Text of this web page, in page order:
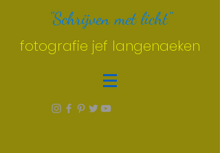
"Schrijven met licht"
fotografie jef langenaeken